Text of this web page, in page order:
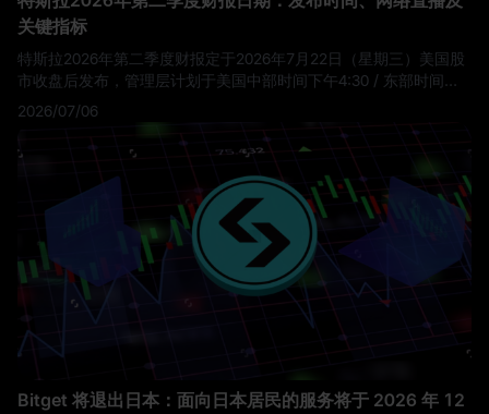
关键指标
特斯拉2026年第二季度财报定于2026年7月22日（星期三）美国股
市收盘后发布，管理层计划于美国中部时间下午4:30 / 东部时间下
午5:30主持实时Q&A网络直播。第二季度的更新和网络直播将通过
特斯拉的投资者关系网站提供，并在电话会议后提供存档重播。
不仅仅是另一个普通的特斯拉财报日。特斯拉已经报告了超预期的
了480,126辆汽车，并部署了13.5 GWh的储能产品。
对于交易员来
说，关键问题不再是特斯拉是否交付了更多汽车，这部分已经是已
知事实。真正的问题是，这些交付是否足够盈利，储能业务的增长
是否能支撑特斯拉更宏大的愿景，以及管理层能否证明其在人工智
能、自动驾驶和Robotaxi（无人驾驶出租车）领域的投资正从“叙
事”走向可衡量的业务进展。
2026/07/06
Bitget 将退出日本：面向日本居民的服务将于 2026 年 12